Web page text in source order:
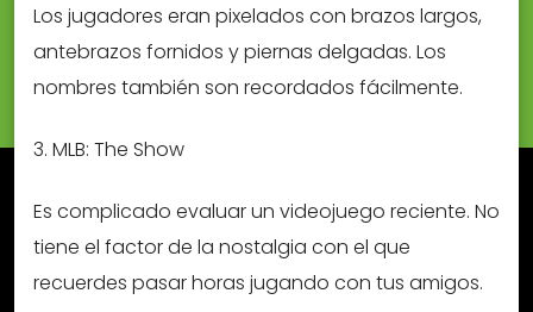
Los jugadores eran pixelados con brazos largos,
antebrazos fornidos y piernas delgadas. Los
nombres también son recordados fácilmente.
3. MLB: The Show
Es complicado evaluar un videojuego reciente. No
tiene el factor de la nostalgia con el que
recuerdes pasar horas jugando con tus amigos.